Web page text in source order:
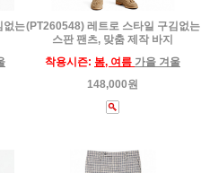
없는(PT260548) 레트로 스타일 구김없는
스판 팬츠, 맞춤 제작 바지
착용시즌: 봄, 여름 가을 겨울
148,000원